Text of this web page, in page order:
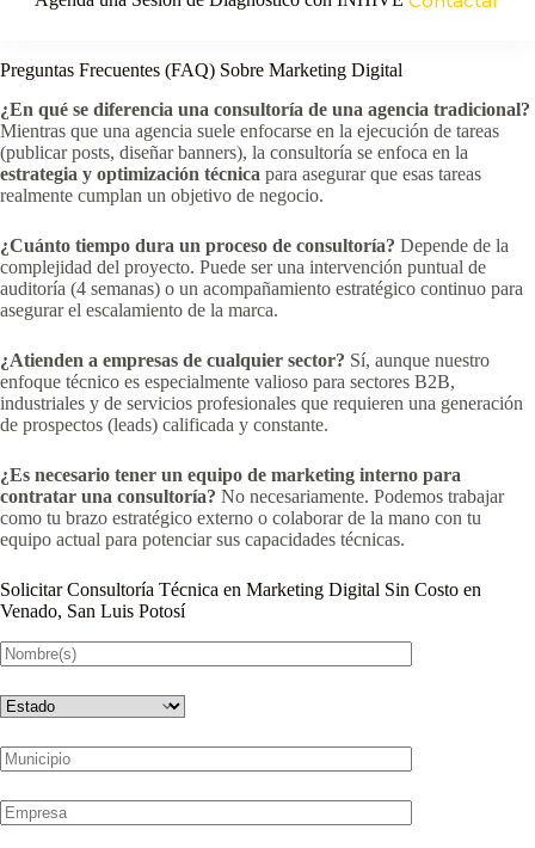
Preguntas Frecuentes (FAQ) Sobre Marketing Digital
¿En qué se diferencia una consultoría de una agencia tradicional?
Mientras que una agencia suele enfocarse en la ejecución de tareas
(publicar posts, diseñar banners), la consultoría se enfoca en la
estrategia y optimización técnica para asegurar que esas tareas
realmente cumplan un objetivo de negocio.
¿Cuánto tiempo dura un proceso de consultoría? Depende de la
complejidad del proyecto. Puede ser una intervención puntual de
auditoría (4 semanas) o un acompañamiento estratégico continuo para
asegurar el escalamiento de la marca.
¿Atienden a empresas de cualquier sector? Sí, aunque nuestro
enfoque técnico es especialmente valioso para sectores B2B,
industriales y de servicios profesionales que requieren una generación
de prospectos (leads) calificada y constante.
¿Es necesario tener un equipo de marketing interno para
contratar una consultoría? No necesariamente. Podemos trabajar
como tu brazo estratégico externo o colaborar de la mano con tu
equipo actual para potenciar sus capacidades técnicas.
Solicitar Consultoría Técnica en Marketing Digital Sin Costo en
Venado, San Luis Potosí